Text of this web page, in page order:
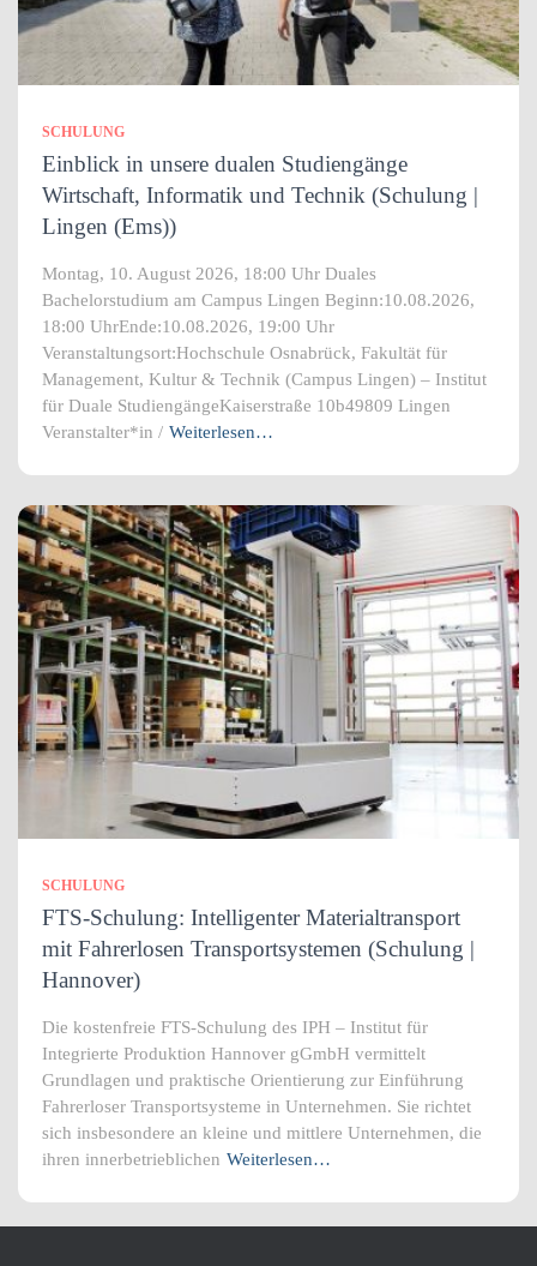
SCHULUNG
Einblick in unsere dualen Studiengänge
Wirtschaft, Informatik und Technik (Schulung |
Lingen (Ems))
Montag, 10. August 2026, 18:00 Uhr Duales
Bachelorstudium am Campus Lingen Beginn:10.08.2026,
18:00 UhrEnde:10.08.2026, 19:00 Uhr
Veranstaltungsort:Hochschule Osnabrück, Fakultät für
Management, Kultur & Technik (Campus Lingen) – Institut
für Duale StudiengängeKaiserstraße 10b49809 Lingen
Veranstalter*in / Weiterlesen…
SCHULUNG
FTS-Schulung: Intelligenter Materialtransport
mit Fahrerlosen Transportsystemen (Schulung |
Hannover)
Die kostenfreie FTS-Schulung des IPH – Institut für
Integrierte Produktion Hannover gGmbH vermittelt
Grundlagen und praktische Orientierung zur Einführung
Fahrerloser Transportsysteme in Unternehmen. Sie richtet
sich insbesondere an kleine und mittlere Unternehmen, die
ihren innerbetrieblichen Weiterlesen…